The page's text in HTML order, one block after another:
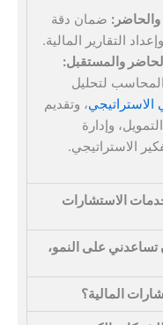
ضمان دقة
التقارير المالية.
والمستقبل:
المحاسب لتحليل
الاستراتيجي، وتقديم
وإدارة
الاستراتيجي.
الاستشارات
تساعدني على النمو،
المالية؟